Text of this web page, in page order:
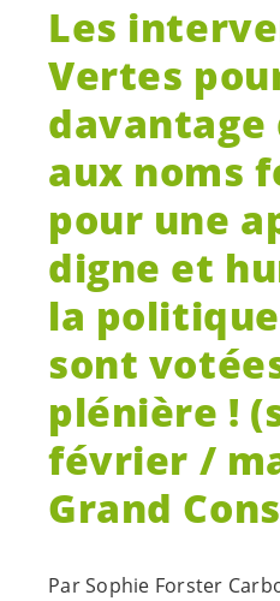
Les
Vertes
davantage
aux noms
pour une
digne et
la politique
sont
plénière !
février /
Grand
Par Sophie Forster